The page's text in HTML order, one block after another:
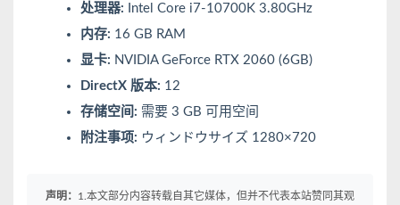
处理器: Intel Core i7-10700K 3.80GHz
内存: 16 GB RAM
显卡: NVIDIA GeForce RTX 2060 (6GB)
DirectX 版本: 12
存储空间: 需要 3 GB 可用空间
附注事项: ウィンドウサイズ 1280×720
声明： 1.本文部分内容转载自其它媒体，但并不代表本站赞同其观